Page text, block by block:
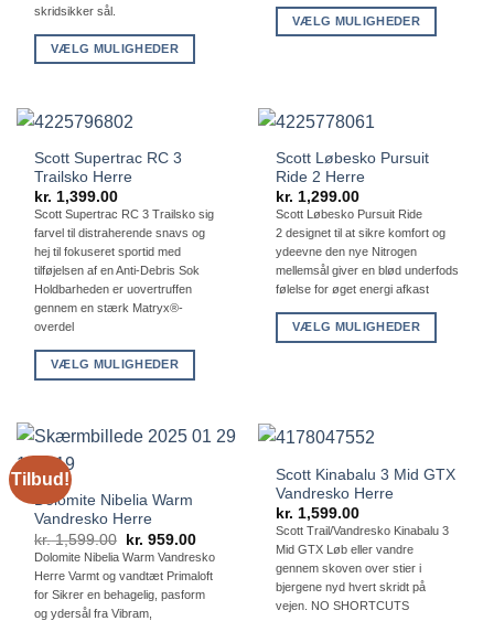
skridsikker sål.
VÆLG MULIGHEDER
har
varianter.
Mulighederne
kan
vælges
på
varesiden
VÆLG MULIGHEDER
flere
Mulighederne
kan
vælges
på
varesiden
Scott Supertrac RC 3
Trailsko Herre
kr. 1,399.00
Scott Supertrac RC 3 Trailsko sig
farvel til distraherende snavs og
hej til fokuseret sportid med
tilføjelsen af ​​en Anti-Debris Sok
Holdbarheden er uovertruffen
gennem en stærk Matryx®-
overdel
VÆLG MULIGHEDER
har
flere
varianter.
Mulighederne
kan
vælges
på
varesiden
Scott Løbesko Pursuit
Ride 2 Herre
kr. 1,299.00
Scott Løbesko Pursuit Ride
2 designet til at sikre komfort og
ydeevne den nye Nitrogen
mellemsål giver en blød underfods
følelse for øget energi afkast
VÆLG MULIGHEDER
varianter.
Mulighederne
kan
vælges
på
varesiden
Tilbud!
Dolomite Nibelia Warm
Vandresko Herre
kr.1,599.00 Den
oprindelige
var:
kr. 1,599.00.
kr. 959.00Den
aktuelle
er:
kr. 959.00.
Dolomite Nibelia Warm Vandresko
Herre Varmt og vandtæt Primaloft
for Sikrer en behagelig, pasform
og ydersål fra Vibram,
Scott Kinabalu 3 Mid GTX
Vandresko Herre
kr. 1,599.00
Scott Trail/Vandresko Kinabalu 3
Mid GTX Løb eller vandre
gennem skoven over stier i
bjergene nyd hvert skridt på
vejen. NO SHORTCUTS